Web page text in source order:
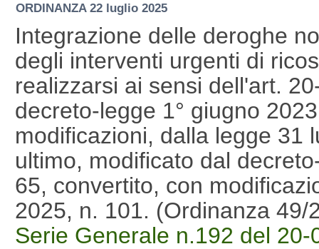
ORDINANZA 22 luglio 2025
Integrazione delle deroghe
degli interventi urgenti di
realizzarsi ai sensi dell'art.
decreto-legge 1° giugno
modificazioni, dalla legge 31
ultimo, modificato dal
65, convertito, con
2025, n. 101. (Ordinanza
Serie Generale n.192 del 20-